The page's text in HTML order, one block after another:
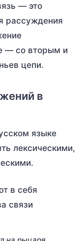
— это
рассуждения
— со вторым и
цепи.
в
языке
лексическими,
в себя
связи